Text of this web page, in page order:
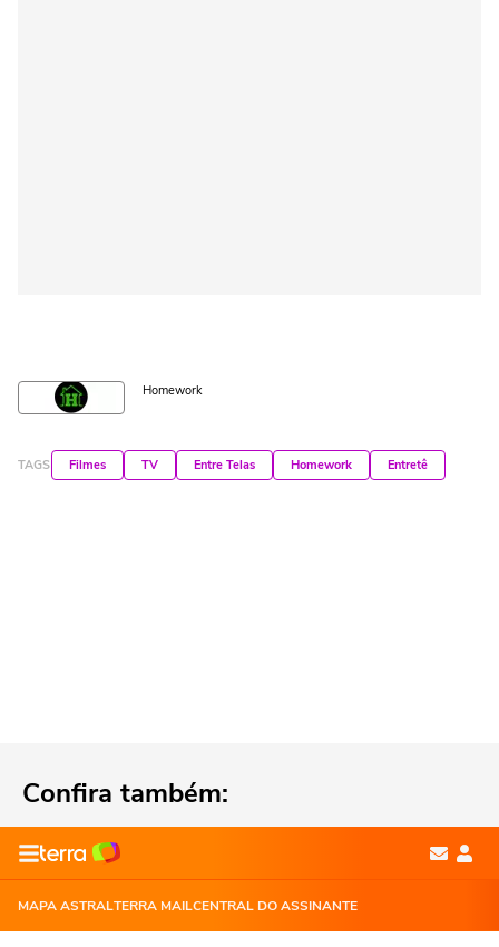
Homework
TAGS Filmes TV Entre Telas Homework Entretê
Confira também: